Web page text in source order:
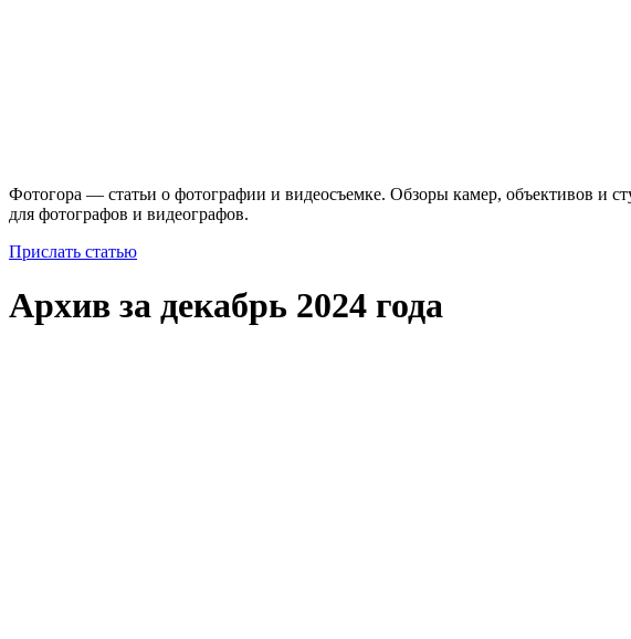
Фотогора — статьи о фотографии и видеосъемке. Обзоры камер, объективов и
для фотографов и видеографов.
Прислать статью
Архив за декабрь 2024 года